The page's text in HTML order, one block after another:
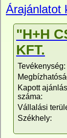
Árajánlatot
"H+H
KFT.
Tevékenység:
Kapott
száma:
Vállalási
Székhely: